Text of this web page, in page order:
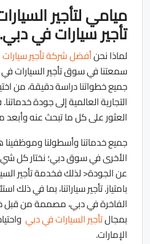
ميامي لتأجير
تأجير سيارات في دبي.
لماذا نحنأفضل شركة تأجير
سمعتنا في سوق تأجير السيارات
جميع خطواتنا دراسة دقيقة، من
التجارية العالمية إلى جودة
العثور على كل ما تبحث عنه
جميع خدماتنا وأسطولنا
الأخرى في سوق دبي؛ نختار كل
عن الجودة< لذلك فخدمة تأجير
بامتياز. تأجير سياراتنا، بما في ذلك
الفاخرة في دبي، مصممة من
بمجالتأجير السيارات في دبي
الإمارات.